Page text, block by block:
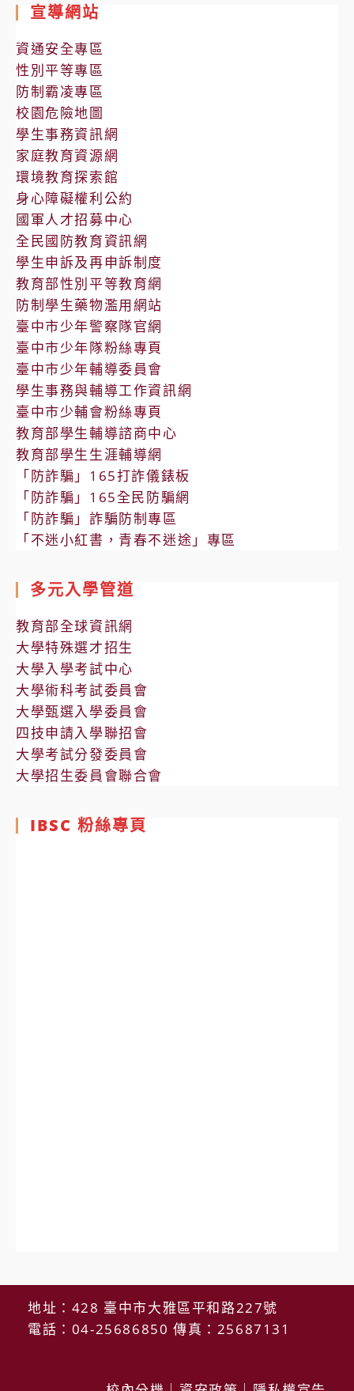
公
告
宣導網站
資通安全專區
性別平等專區
防制霸凌專區
校園危險地圖
學生事務資訊網
家庭教育資源網
環境教育探索館
身心障礙權利公約
國軍人才招募中心
全民國防教育資訊網
學生申訴及再申訴制度
教育部性別平等教育網
防制學生藥物濫用網站
臺中市少年警察隊官網
臺中市少年隊粉絲專頁
臺中市少年輔導委員會
學生事務與輔導工作資訊網
臺中市少輔會粉絲專頁
教育部學生輔導諮商中心
教育部學生生涯輔導網
「防詐騙」165打詐儀錶板
「防詐騙」165全民防騙網
「防詐騙」詐騙防制專區
「不迷小紅書，青春不迷途」專區
多元入學管道
教育部全球資訊網
大學特殊選才招生
大學入學考試中心
大學術科考試委員會
大學甄選入學委員會
四技申請入學聯招會
大學考試分發委員會
大學招生委員會聯合會
IBSC 粉絲專頁
地址：428 臺中市大雅區平和路227號
電話：04-25686850 傳真：25687131